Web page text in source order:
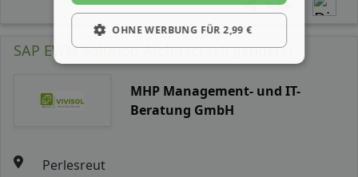
Teilen
SAP EWM Solution Architect (all genders)
MHP Management- und IT-
Beratung GmbH
Perlesreut
OHNE WERBUNG FÜR 2,99 €